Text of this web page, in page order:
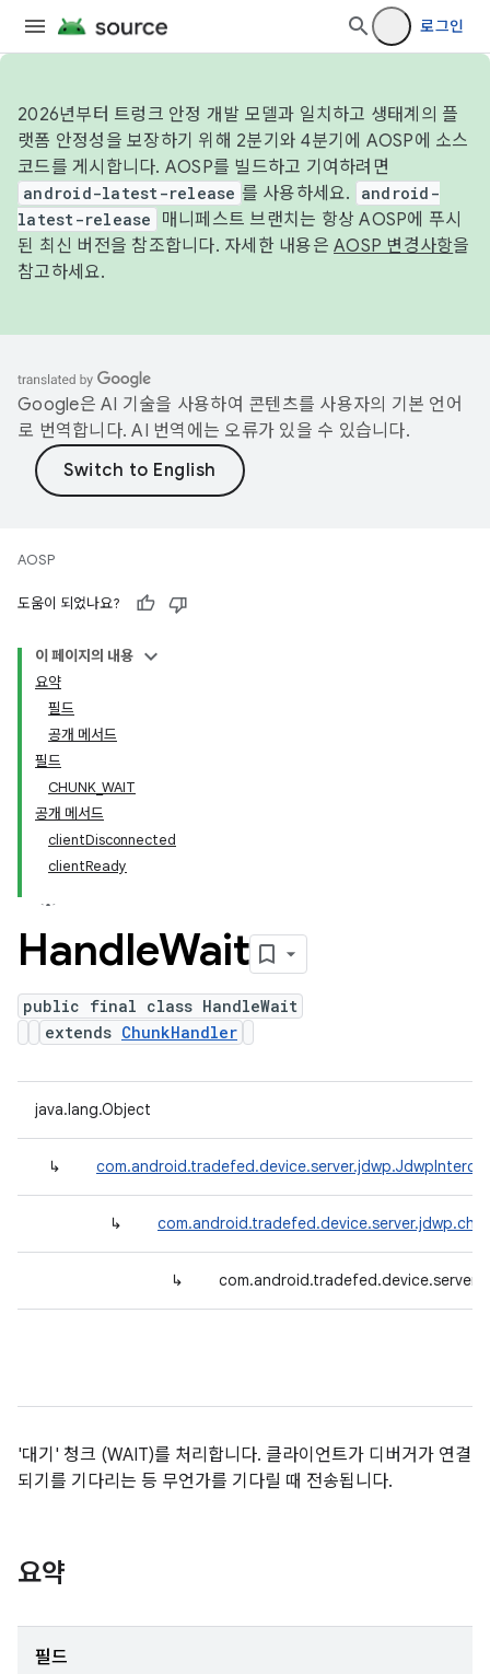
로그인
2026년부터 트렁크 안정 개발 모델과 일치하고 생태계의 플
랫폼 안정성을 보장하기 위해 2분기와 4분기에 AOSP에 소스
코드를 게시합니다. AOSP를 빌드하고 기여하려면
android-latest-release 를 사용하세요.
android-
latest-release
매니페스트 브랜치는 항상 AOSP에 푸시
된 최신 버전을 참조합니다. 자세한 내용은 AOSP 변경사항을
참고하세요.
Google은 AI 기술을 사용하여 콘텐츠를 사용자의 기본 언어
로 번역합니다. AI 번역에는 오류가 있을 수 있습니다.
AOSP
도움이 되었나요?
이 페이지의 내용
요약
필드
공개 메서드
필드
CHUNK_WAIT
공개 메서드
clientDisconnected
clientReady
HandleWait
public final class HandleWait
extends ChunkHandler
java.lang.Object
↳
↳
↳
'대기' 청크 (WAIT)를 처리합니다. 클라이언트가 디버거가 연결
되기를 기다리는 등 무언가를 기다릴 때 전송됩니다.
요약
필드